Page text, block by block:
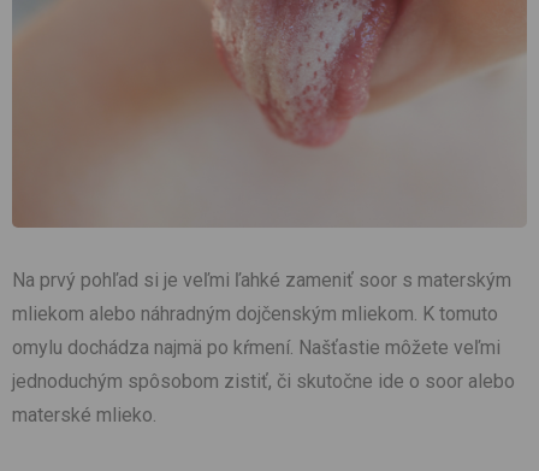
Na prvý pohľad si je veľmi ľahké zameniť soor s materským
mliekom alebo náhradným dojčenským mliekom. K tomuto
omylu dochádza najmä po kŕmení. Našťastie môžete veľmi
jednoduchým spôsobom zistiť, či skutočne ide o soor alebo
materské mlieko.